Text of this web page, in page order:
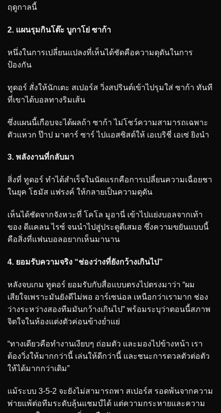
ฤดูกาลนี้
2. แผนรุมกินโต๊ะ บูกาโย่ ซาก้า
หนึ่งในการเปลี่ยนแปลงที่เห็นได้ชัดคือความดุดันในการ
ป้องกัน
ทูดอร์ สั่งให้นักเตะ สเปอร์ส วิ่งสปรินต์เข้าไปรุมใส่ ซาก้า ทันที
ที่เขาได้บอลทางริมเส้น
ซึ่งแผนนี้เกือบจะได้ผลถ้า ซาก้า ไม่โชว์ความสามารถเฉพาะ
ตัวแหวก ป๊าป มาตาร์ ซาร์ ไปแอสซิสต์ให้ เอเบริชี่ เอเซ่ ยิงนำ
3. พลังงานที่กลับมา
สิ่งที่ ทูดอร์ ทำได้สำเร็จในนัดแรกคือการเปลี่ยนความเฉื่อยชา
ในยุค โธมัส แฟรงค์ ให้กลายเป็นความดุดัน
เห็นได้ชัดจากจังหวะที่ โคโล มูอานี่ เข้าไปแย่งบอลจากเท้า
ของ ดีแคลน ไรซ์ จนนำไปสู่ประตูตีเสมอ ซึ่งความขยันแบบนี้
คือสิ่งที่แฟนบอลอยากเห็นมานาน
4. ยอมรับความจริง “ช่องว่างที่ยังกว้างเกินไป”
หลังจบเกม ทูดอร์ ยอมรับกับสื่อแบบตรงไปตรงมาว่า “ผม
เสียใจเพราะมันยังดีไม่พอ อาร์เซน่อล เหนือกว่าเรามาก ช่อง
ว่างระหว่างสองทีมมันกว้างเกินไป” พร้อมระบุว่าตอนนี้สภาพ
จิตใจในห้องแต่งตัวค่อนข้างย่ำแย่
“ทางเดียวคือทำงานเงียบๆ ถ่อมตัว และมองไปข้างหน้า เรา
ต้องวิ่งให้มากกว่านี้ เล่นให้ดีกว่านี้ และชนะการดวลตัวต่อตัว
ให้ได้มากกว่าเดิม”
แม้ระบบ 3-5-2 จะยังไม่สามารถพา สเปอร์ส รอดพ้นจากความ
พ่ายแพ้ต่อทีมระดับลุ้นแชมป์ได้ แต่ความกระหายและความ